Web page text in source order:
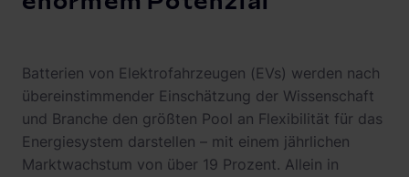
Batterien von Elektrofahrzeugen (EVs) werden nach
übereinstimmender Einschätzung der Wissenschaft
und Branche den größten Pool an Flexibilität für das
Energiesystem darstellen – mit einem jährlichen
Marktwachstum von über 19 Prozent. Allein in